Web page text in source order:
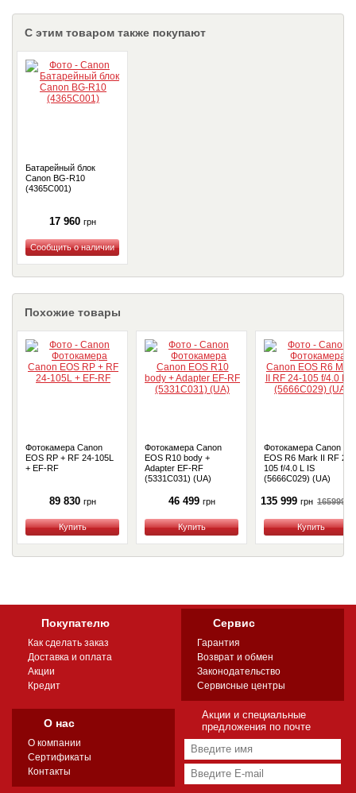
С этим товаром также покупают
Батарейный блок
Canon BG-R10
(4365C001)
17 960 грн
Купить
Похожие товары
Фотокамера Canon
EOS RP + RF 24-105L
+ EF-RF
89 830 грн
Купить
Фотокамера Canon
EOS R10 body +
Adapter EF-RF
(5331C031) (UA)
46 499 грн
Купить
Фотокамера Canon
EOS R6 Mark II RF 24-
105 f/4.0 L IS
(5666C029) (UA)
135 999 грн 165999
Купить
Покупателю
Как сделать заказ
Доставка и оплата
Акции
Кредит
Сервис
Гарантия
Возврат и обмен
Законодательство
Сервисные центры
О нас
О компании
Сертификаты
Контакты
Акции и специальные
предложения по почте